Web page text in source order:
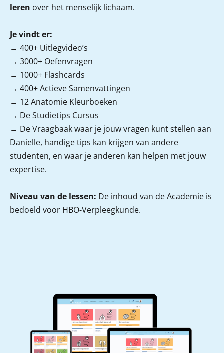
leren over het menselijk lichaam.
Je vindt er:
→ 400+ Uitlegvideo’s
→ 3000+ Oefenvragen
→ 1000+ Flashcards
→ 400+ Actieve Samenvattingen
→ 12 Anatomie Kleurboeken
→ De Studietips Cursus
→ De Vraagbaakwaar je jouw vragen kunt stellen aan
Danielle, handige tips kan krijgen van andere
studenten, en waar je anderen kan helpen met jouw
expertise.
Niveau van de lessen: De inhoud van de Academie is
bedoeld voor HBO-Verpleegkunde.